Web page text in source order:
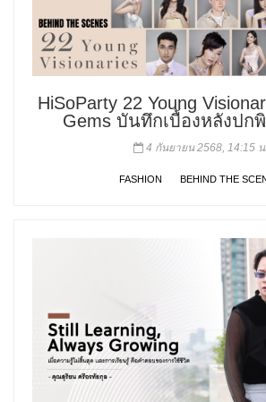
HiSoParty 22 Young
Gems บันทึกเบื้องหลังปก
4 กันยายน 2568, 14:15 น.
FASHION BEHIND THE